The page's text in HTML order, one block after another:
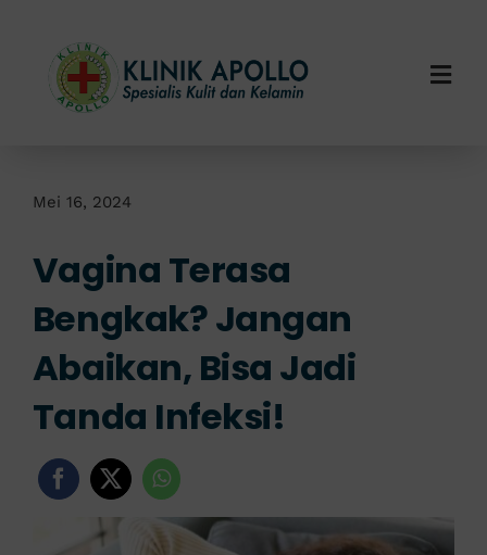
content
Layanan Kami
Info Klinik
Hubungi Kami
Mei 16, 2024
Vagina Terasa
Bengkak? Jangan
Abaikan, Bisa Jadi
Tanda Infeksi!